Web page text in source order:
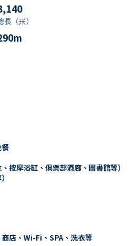
長（米）
m
餐
按摩浴缸、俱樂部酒廊、圖書館等）
店、Wi-Fi、SPA、洗衣等